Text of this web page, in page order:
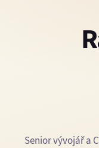
Senior vývojář a